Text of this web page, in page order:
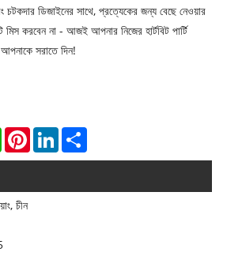
চটকদার ডিজাইনের সাথে, প্রত্যেকের জন্য বেছে নেওয়ার
করবেন না - আজই আপনার নিজের হার্টবিট পার্টি
আপনাকে সরাতে দিন!
WhatsAppPinterestLinkedInShare
চীন